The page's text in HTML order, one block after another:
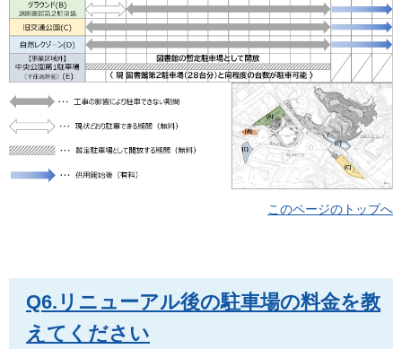
このページのトップへ
Q6.リニューアル後の駐車場の料金を教
えてください